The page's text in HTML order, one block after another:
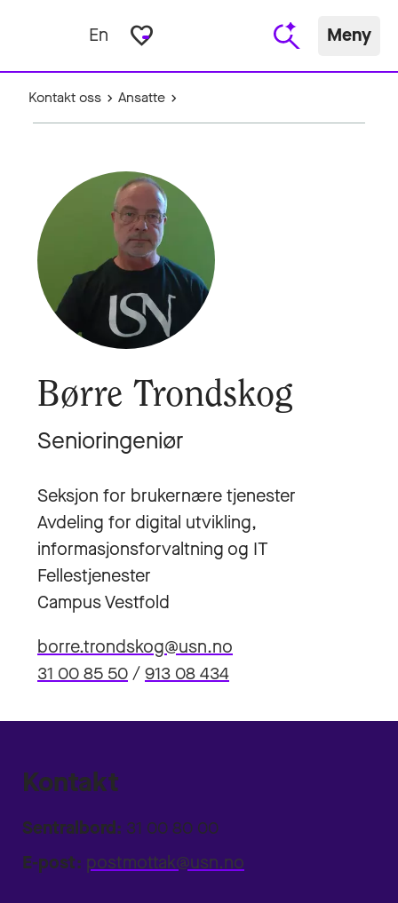
En favorite_border Meny
Kontakt oss Ansatte
Børre Trondskog
Senioringeniør
Seksjon for brukernære tjenester
Avdeling for digital utvikling,
informasjonsforvaltning og IT
Fellestjenester
Campus Vestfold
borre.trondskog@usn.no
31 00 85 50/913 08 434
Kontakt
Sentralbord: 31 00 80 00
E-post: postmottak@usn.no